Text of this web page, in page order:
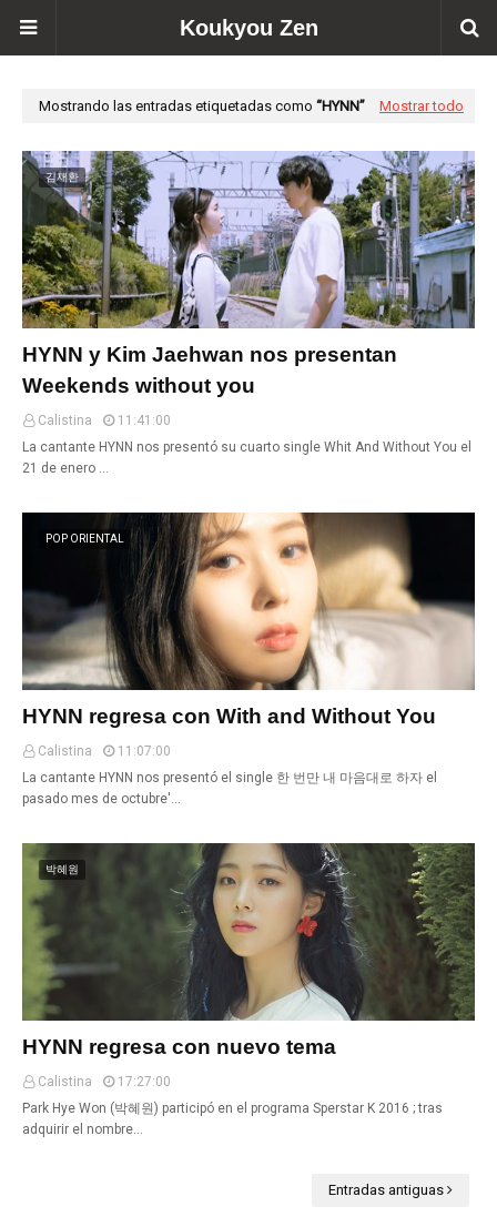
Koukyou Zen
Mostrando las entradas etiquetadas como HYNN Mostrar todo
김재환
HYNN y Kim Jaehwan nos presentan
Weekends without you
Calistina
11:41:00
La cantante HYNN nos presentó su cuarto single Whit And Without You el
21 de enero …
POP ORIENTAL
HYNN regresa con With and Without You
Calistina
11:07:00
La cantante HYNN nos presentó el single 한 번만 내 마음대로 하자 el
pasado mes de octubre'…
박혜원
HYNN regresa con nuevo tema
Calistina
17:27:00
Park Hye Won (박혜원) participó en el programa Sperstar K 2016 ; tras
adquirir el nombre…
Entradas antiguas